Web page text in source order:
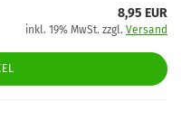
8,95 EUR
inkl. 19% MwSt. zzgl. Versand